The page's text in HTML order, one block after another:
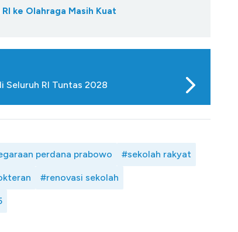
ke Olahraga Masih Kuat
Seluruh RI Tuntas 2028
perdana prabowo #sekolah rakyat
#renovasi sekolah